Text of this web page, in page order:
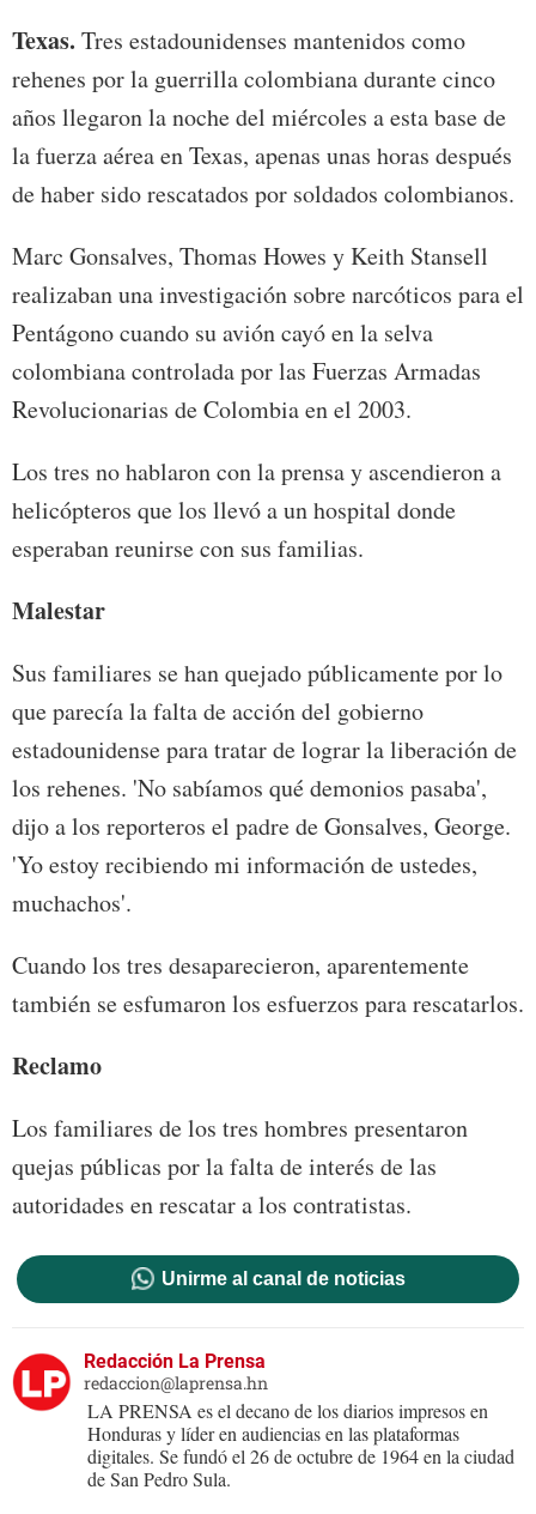
Texas. Tres estadounidenses mantenidos como
rehenes por la guerrilla colombiana durante cinco
años llegaron la noche del miércoles a esta base de
la fuerza aérea en Texas, apenas unas horas después
de haber sido rescatados por soldados colombianos.
Marc Gonsalves, Thomas Howes y Keith Stansell
realizaban una investigación sobre narcóticos para el
Pentágono cuando su avión cayó en la selva
colombiana controlada por las Fuerzas Armadas
Revolucionarias de Colombia en el 2003.
Los tres no hablaron con la prensa y ascendieron a
helicópteros que los llevó a un hospital donde
esperaban reunirse con sus familias.
Malestar
Sus familiares se han quejado públicamente por lo
que parecía la falta de acción del gobierno
estadounidense para tratar de lograr la liberación de
los rehenes. 'No sabíamos qué demonios pasaba',
dijo a los reporteros el padre de Gonsalves, George.
'Yo estoy recibiendo mi información de ustedes,
muchachos'.
Cuando los tres desaparecieron, aparentemente
también se esfumaron los esfuerzos para rescatarlos.
Reclamo
Los familiares de los tres hombres presentaron
quejas públicas por la falta de interés de las
autoridades en rescatar a los contratistas.
Unirme al canal de noticias
Redacción La Prensa
redaccion@laprensa.hn
LA PRENSA es el decano de los diarios impresos en
Honduras y líder en audiencias en las plataformas
digitales. Se fundó el 26 de octubre de 1964 en la ciudad
de San Pedro Sula.